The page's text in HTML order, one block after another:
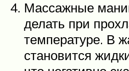
Массажные
делать при
температуре. В
становится